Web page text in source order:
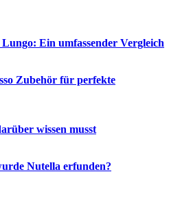
Ein umfassender Vergleich
Zubehör für perfekte
wissen musst
Nutella erfunden?